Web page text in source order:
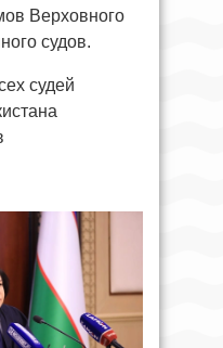
Верховного
судов.
судей